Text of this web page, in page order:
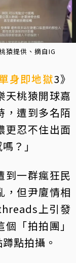
猿提供、摘自IG
身即地獄3》
天桃猿開球嘉
，遭到多名陌
更忍不住出面
？」
到一群瘋狂民
，但尹廈情相
上引發
「拍拍團」
點拍攝。